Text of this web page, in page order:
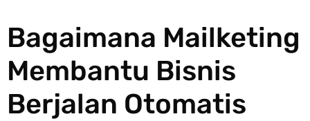
Bagaimana Mailketing
Membantu Bisnis
Berjalan Otomatis